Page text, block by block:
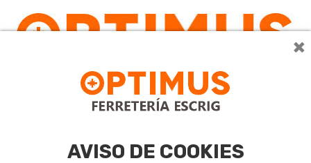
×
AVISO DE COOKIES